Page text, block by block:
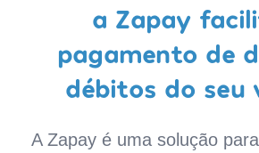
a Zapay
pagamento de
débitos do seu
A Zapay é uma solução